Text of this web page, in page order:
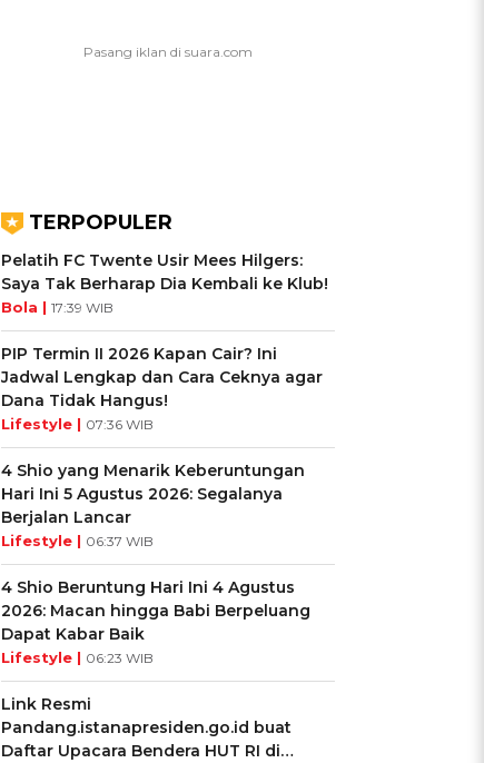
TERPOPULER
Pelatih FC Twente Usir Mees Hilgers:
Saya Tak Berharap Dia Kembali ke Klub!
Bola | 17:39 WIB
PIP Termin II 2026 Kapan Cair? Ini
Jadwal Lengkap dan Cara Ceknya agar
Dana Tidak Hangus!
Lifestyle | 07:36 WIB
4 Shio yang Menarik Keberuntungan
Hari Ini 5 Agustus 2026: Segalanya
Berjalan Lancar
Lifestyle | 06:37 WIB
4 Shio Beruntung Hari Ini 4 Agustus
2026: Macan hingga Babi Berpeluang
Dapat Kabar Baik
Lifestyle | 06:23 WIB
Link Resmi
Pandang.istanapresiden.go.id buat
Daftar Upacara Bendera HUT RI di